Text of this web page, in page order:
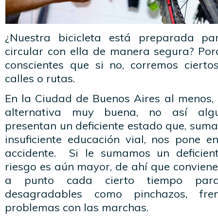
¿Nuestra bicicleta está preparada
circular con ella de manera segura?
conscientes que si no, corremos
calles o rutas.
En la Ciudad de Buenos Aires al
alternativa muy buena, no así
presentan un deficiente estado que,
insuficiente educación vial, nos pone
accidente. Si le sumamos un
riesgo es aún mayor, de ahí que
a punto cada cierto tiempo
desagradables como pinchazos,
problemas con las marchas.